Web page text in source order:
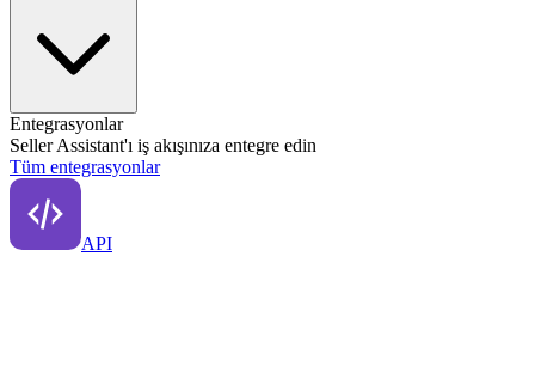
Entegrasyonlar
Seller Assistant'ı iş akışınıza entegre edin
Tüm entegrasyonlar
API